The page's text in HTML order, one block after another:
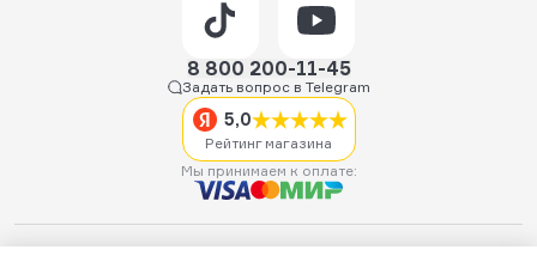
8 800 200-11-45
Задать вопрос в Telegram
5,0
Рейтинг магазина
Мы принимаем к оплате: